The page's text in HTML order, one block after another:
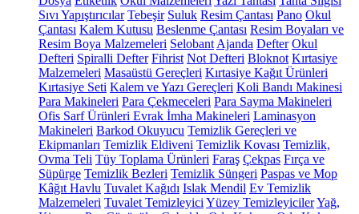
Sıvı Yapıştırıcılar Tebeşir Suluk Resim Çantası Pano Okul
Çantası Kalem Kutusu Beslenme Çantası Resim Boyaları ve
Resim Boya Malzemeleri Selobant Ajanda Defter Okul
Defteri Spiralli Defter Fihrist Not Defteri Bloknot Kırtasiye
Malzemeleri Masaüstü Gereçleri Kırtasiye Kağıt Ürünleri
Kırtasiye Seti Kalem ve Yazı Gereçleri Koli Bandı Makinesi
Para Makineleri Para Çekmeceleri Para Sayma Makineleri
Ofis Sarf Ürünleri Evrak İmha Makineleri Laminasyon
Makineleri Barkod Okuyucu Temizlik Gereçleri ve
Ekipmanları Temizlik Eldiveni Temizlik Kovası Temizlik,
Ovma Teli Tüy Toplama Ürünleri Faraş Çekpas Fırça ve
Süpürge Temizlik Bezleri Temizlik Süngeri Paspas ve Mop
Kâğıt Havlu Tuvalet Kağıdı Islak Mendil Ev Temizlik
Malzemeleri Tuvalet Temizleyici Yüzey TemizleyicilerYağ,